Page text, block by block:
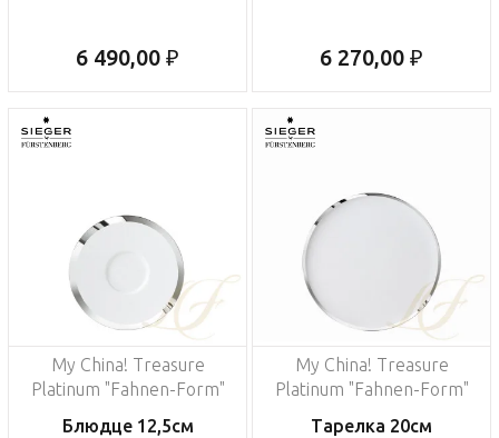
6 490,00 ₽ 6 270,00 ₽
My China! Treasure
Platinum "Fahnen-Form"
Блюдце 12,5см
My China! Treasure
Platinum "Fahnen-Form"
Тарелка 20см